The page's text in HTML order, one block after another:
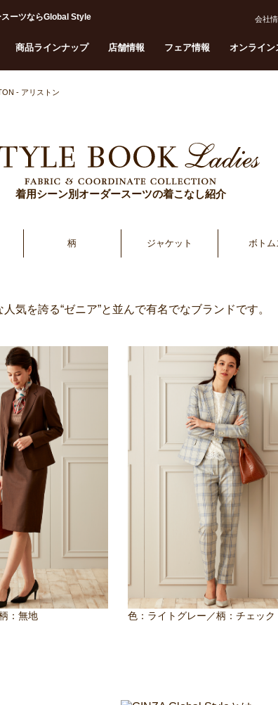
ーツならGlobal Style
商品ラインナップ 店舗情報 フェア情報 オンライン
会社
- アリストン
着用シーン別オーダースーツの着こなし紹介
柄 ジャケット ボトム
気を誇る“ゼニア”と並んで有名でなブランドです。
：無地 色：ライトグレー／柄：チェック